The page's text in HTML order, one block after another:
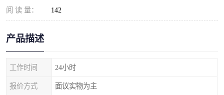
阅 读 量： 142
产品描述
工作时间 24小时
报价方式 面议实物为主